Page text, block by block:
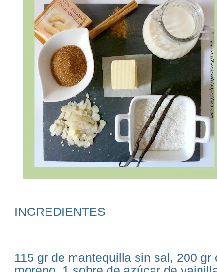
INGREDIENTES
115 gr de mantequilla sin sal, 200 gr